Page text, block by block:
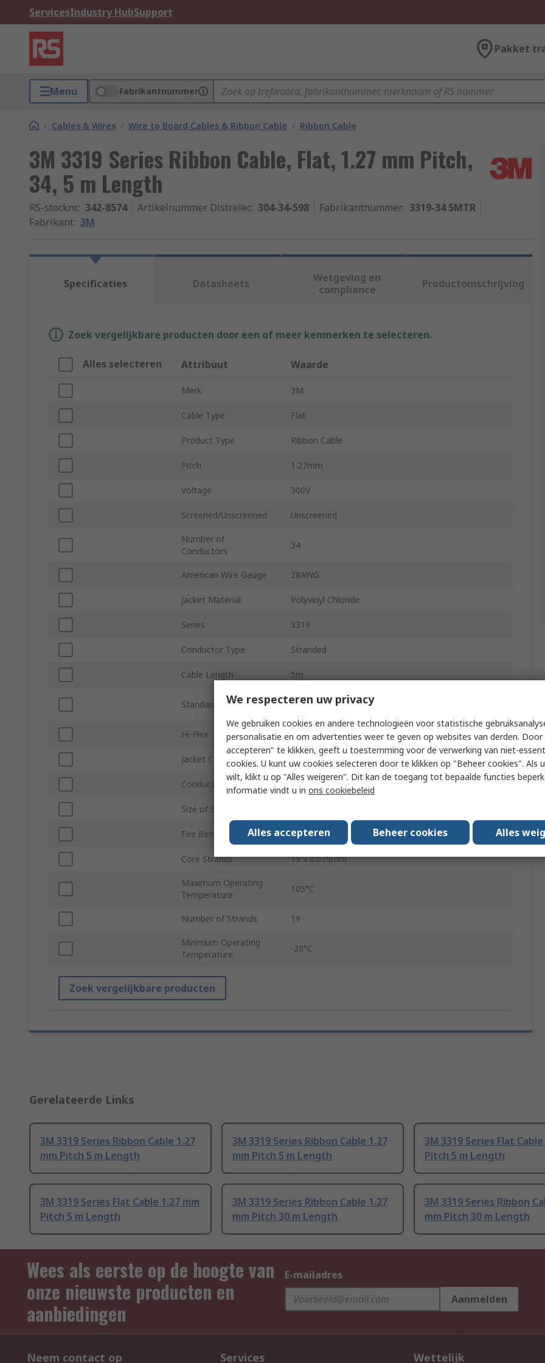
ServicesIndustry HubSupport
Pakket
Menu Fabrikantnummer
/ Cables & Wires / Wire to Board Cables & Ribbon Cable / Ribbon Cable
3M 3319 Series Ribbon Cable, Flat, 1.27 mm Pitch,
34, 5 m Length
RS-stocknr.: 342-8574 Artikelnummer Distrelec: 304-34-598 Fabrikantnummer: 3319-34 5MTR
Fabrikant: 3M
Specificaties Datasheets
Wetgeving en
compliance
Productomschrijving
Zoek vergelijkbare producten door een of meer kenmerken te selecteren.
Alles selecteren Attribuut Waarde
Merk 3M
Cable Type Flat
Product Type Ribbon Cable
Pitch 1.27mm
Voltage 300V
Screened/Unscreened Unscreened
Number of
Conductors
34
American Wire Gauge 28AWG
Jacket Material Polyvinyl Chloride
Series 3319
Conductor Type Stranded
Cable Length 5m
Standards/Approvals
AWM/STYLE 1569, CSA International TR-64, FT1, UL
Hi-Flex Yes
Jacket Colour Black
Conductor Material Silver Plated Copper
Size of Strands
Fire Behaviour FT1 (Canada), VW-1 (Usa)
Core Strands 19 x 0.079mm
Maximum Operating
Temperature
105°C
Number of Strands 19
Minimum Operating
Temperature
-20°C
Zoek vergelijkbare producten
Gerelateerde Links
3M 3319 Series Ribbon Cable 1.27
mm Pitch 5 m Length
3M 3319 Series Ribbon Cable 1.27
mm Pitch 5 m Length
3M 3319 Series Flat
Pitch 5 m Length
3M 3319 Series Flat Cable 1.27 mm
Pitch 5 m Length
3M 3319 Series Ribbon Cable 1.27
mm Pitch 30 m Length
3M 3319 Series Ribbon
mm Pitch 30 m Length
Wees als eerste op de hoogte van
onze nieuwste producten en
aanbiedingen
E-mailadres
Aanmelden
Neem contact op Services Wettelijk
We respecteren uw privacy
We gebruiken cookies en andere technologieën voor statistische
personalisatie en om advertenties weer te geven op websites van derden. Door
accepteren" te klikken, geeft u toestemming voor de verwerking van niet-
cookies. U kunt uw cookies selecteren door te klikken op "Beheer cookies". Als
wilt, klikt u op "Alles weigeren". Dit kan de toegang tot bepaalde functies
informatie vindt u in ons cookiebeleid
Alles accepteren Beheer cookies Alles